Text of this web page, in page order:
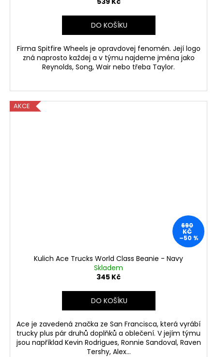
DO KOŠÍKU
Firma Spitfire Wheels je opravdovej fenomén. Její logo
zná naprosto každej a v týmu najdeme jména jako
Reynolds, Song, Wair nebo třeba Taylor.
AKCE
690
KČ
–50 %
Kulich Ace Trucks World Class Beanie - Navy
Skladem
345 Kč
DO KOŠÍKU
Ace je zavedená značka ze San Francisca, která vyrábí
trucky plus pár druhů doplňků a oblečení. V jejím týmu
jsou například Kevin Rodrigues, Ronnie Sandoval, Raven
Tershy, Alex...